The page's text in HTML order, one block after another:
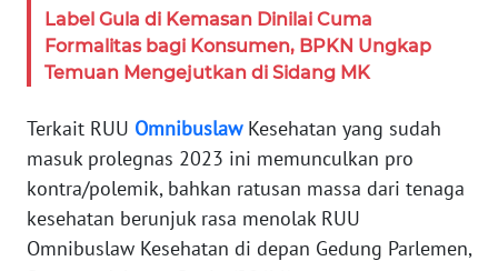
Label Gula di Kemasan Dinilai Cuma
Formalitas bagi Konsumen, BPKN Ungkap
Temuan Mengejutkan di Sidang MK
Terkait RUU OmnibuslawKesehatan yang sudah
masuk prolegnas 2023 ini memunculkan pro
kontra/polemik, bahkan ratusan massa dari tenaga
kesehatan berunjuk rasa menolak RUU
Omnibuslaw Kesehatan di depan Gedung Parlemen,
INFO
IKLAN
KAMI
PEDOMAN
MEDIA
SIBER